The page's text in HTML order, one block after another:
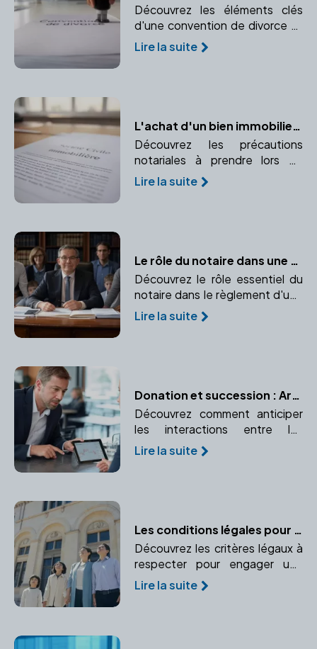
Découvrez les éléments clés
d'une convention de divorce et
les étapes pour sa validation par
Lire la suite
L'achat d'un bien immobilier à plusieurs : les précautions notariales à prendre
Découvrez les précautions
notariales à prendre lors de
l'achat d'un bien immobilier à
plusieurs. Conseils pour un
Lire la suite
Le rôle du notaire dans une succession
Découvrez le rôle essentiel du
notaire dans le règlement d'une
succession et pourquoi son
intervention est indispensable
Lire la suite
Donation et succession : Articuler les deux pour une transmission optimale
Découvrez comment anticiper
les interactions entre les
donations effectuées de votre
vivant et votre future
Lire la suite
Les conditions légales pour adopter en France
Découvrez les critères légaux à
respecter pour engager une
procédure d'adoption en
France. Informez-vous sur l'âge,
Lire la suite